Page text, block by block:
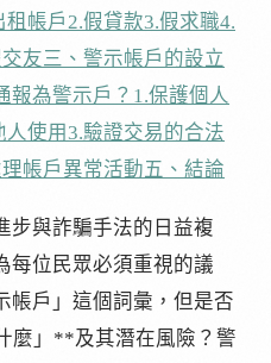
租帳戶2.假貸款3.假求職4.
友三、警示帳戶的設立
報為警示戶？ 1.保護個人
使用3.驗證交易的合法
帳戶異常活動五、結論
步與詐騙手法的日益複
每位民眾必須重視的議
帳戶」這個詞彙，但是否
麼」**及其潛在風險？警